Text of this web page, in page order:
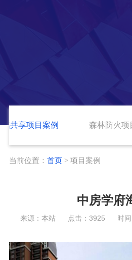
信共享项目案例 森林防火项
当前位置： 首页> 项目案例
中房学府
来源：本站 点击：3925 时间